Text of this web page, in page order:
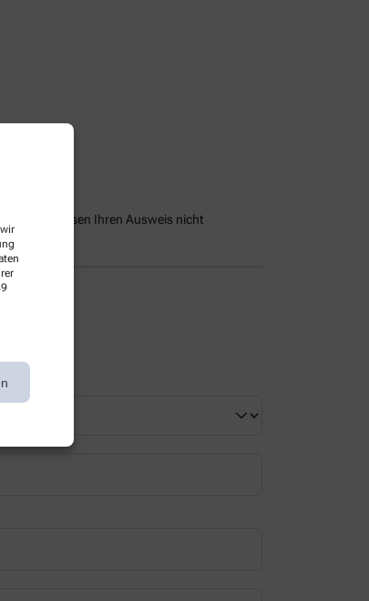
Sie müssen Ihren Ausweis nicht